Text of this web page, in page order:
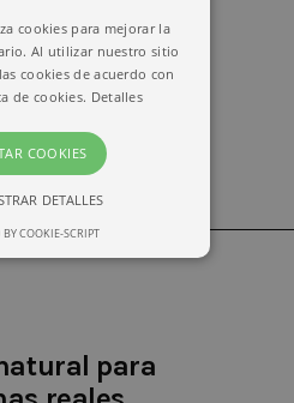
para
cookies para mejorar la
Al utilizar nuestro sitio
cookies de acuerdo con
de cookies. Detalles
COOKIES
DETALLES
BY COOKIE-SCRIPT